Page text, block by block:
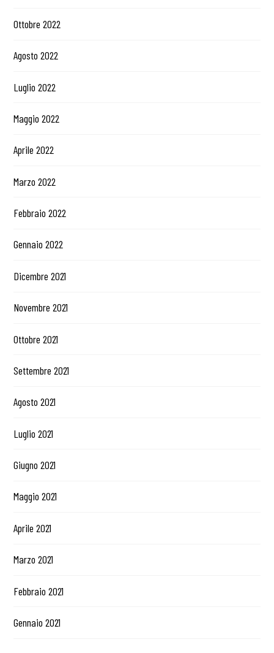
Ottobre 2022
Agosto 2022
Luglio 2022
Maggio 2022
Aprile 2022
Marzo 2022
Febbraio 2022
Gennaio 2022
Dicembre 2021
Novembre 2021
Ottobre 2021
Settembre 2021
Agosto 2021
Luglio 2021
Giugno 2021
Maggio 2021
Aprile 2021
Marzo 2021
Febbraio 2021
Gennaio 2021